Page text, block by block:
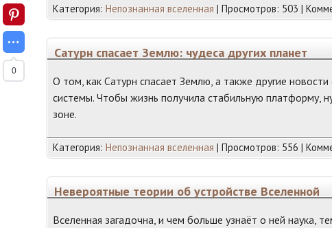
Категория:Непознанная вселенная | Просмотров: 503 |
Cатурн спасает Землю: чудеса других планет
О том, как Сатурн спасает Землю, а также другие
системы. Чтобы жизнь получила стабильную
зоне.
Категория:Непознанная вселенная | Просмотров: 556 |
Невероятные теории об устройстве Вселенной
Вселенная загадочна, и чем больше узнаёт о ней наука,
0